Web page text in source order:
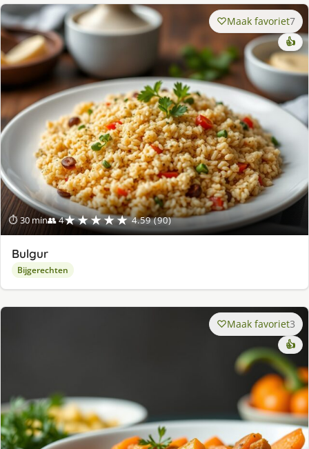
⏱ 30 min👥 4★★★★★ 4.59 (90)
Maak favoriet7
👍
Bulgur
Bijgerechten
Maak favoriet3
👍